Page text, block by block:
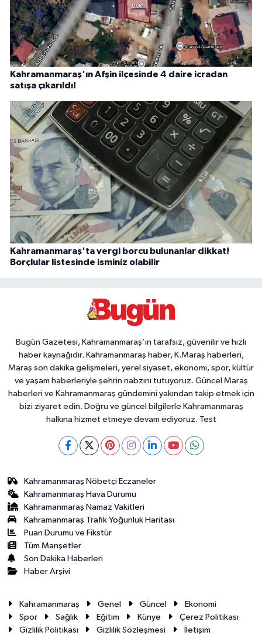
Kahramanmaraş'ın Afşin ilçesinde 4 daire icradan
satışa çıkarıldı!
Kahramanmaraş'ta vergi borcu bulunanlar dikkat!
Borçlular listesinde isminiz olabilir
Bugün Gazetesi, Kahramanmaraş’ın tarafsız, güvenilir ve hızlı
haber kaynağıdır. Kahramanmaraş haber, K.Maraş haberleri,
Maraş son dakika gelişmeleri, yerel siyaset, ekonomi, spor, kültür
ve yaşam haberleriyle şehrin nabzını tutuyoruz. Güncel Maraş
haberleri ve Kahramanmaraş gündemini yakından takip etmek için
bizi ziyaret edin. Doğru ve güncel bilgilerle Kahramanmaraş
halkına hizmet etmeye devam ediyoruz. Test
Kahramanmaraş Nöbetçi Eczaneler
Kahramanmaraş Hava Durumu
Kahramanmaraş Namaz Vakitleri
Kahramanmaraş Trafik Yoğunluk Haritası
Puan Durumu ve Fikstür
Tüm Manşetler
Son Dakika Haberleri
Haber Arşivi
Kahramanmaraş Genel Güncel
Ekonomi
Spor
Sağlık Eğitim Künye
Çerez Politikası
Gizlilik Politikası
Gizlilik Sözleşmesi İletişim